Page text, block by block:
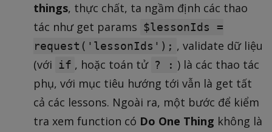
things, thực chất, ta ngầm định các thao
tác như get params $lessonIds =
request('lessonIds'); , validate dữ liệu
(với if , hoặc toán tử ? : ) là các thao tác
phụ, với mục tiêu hướng tới vẫn là get tất
cả các lessons. Ngoài ra, một bước để kiểm
tra xem function có Do One Thing không là